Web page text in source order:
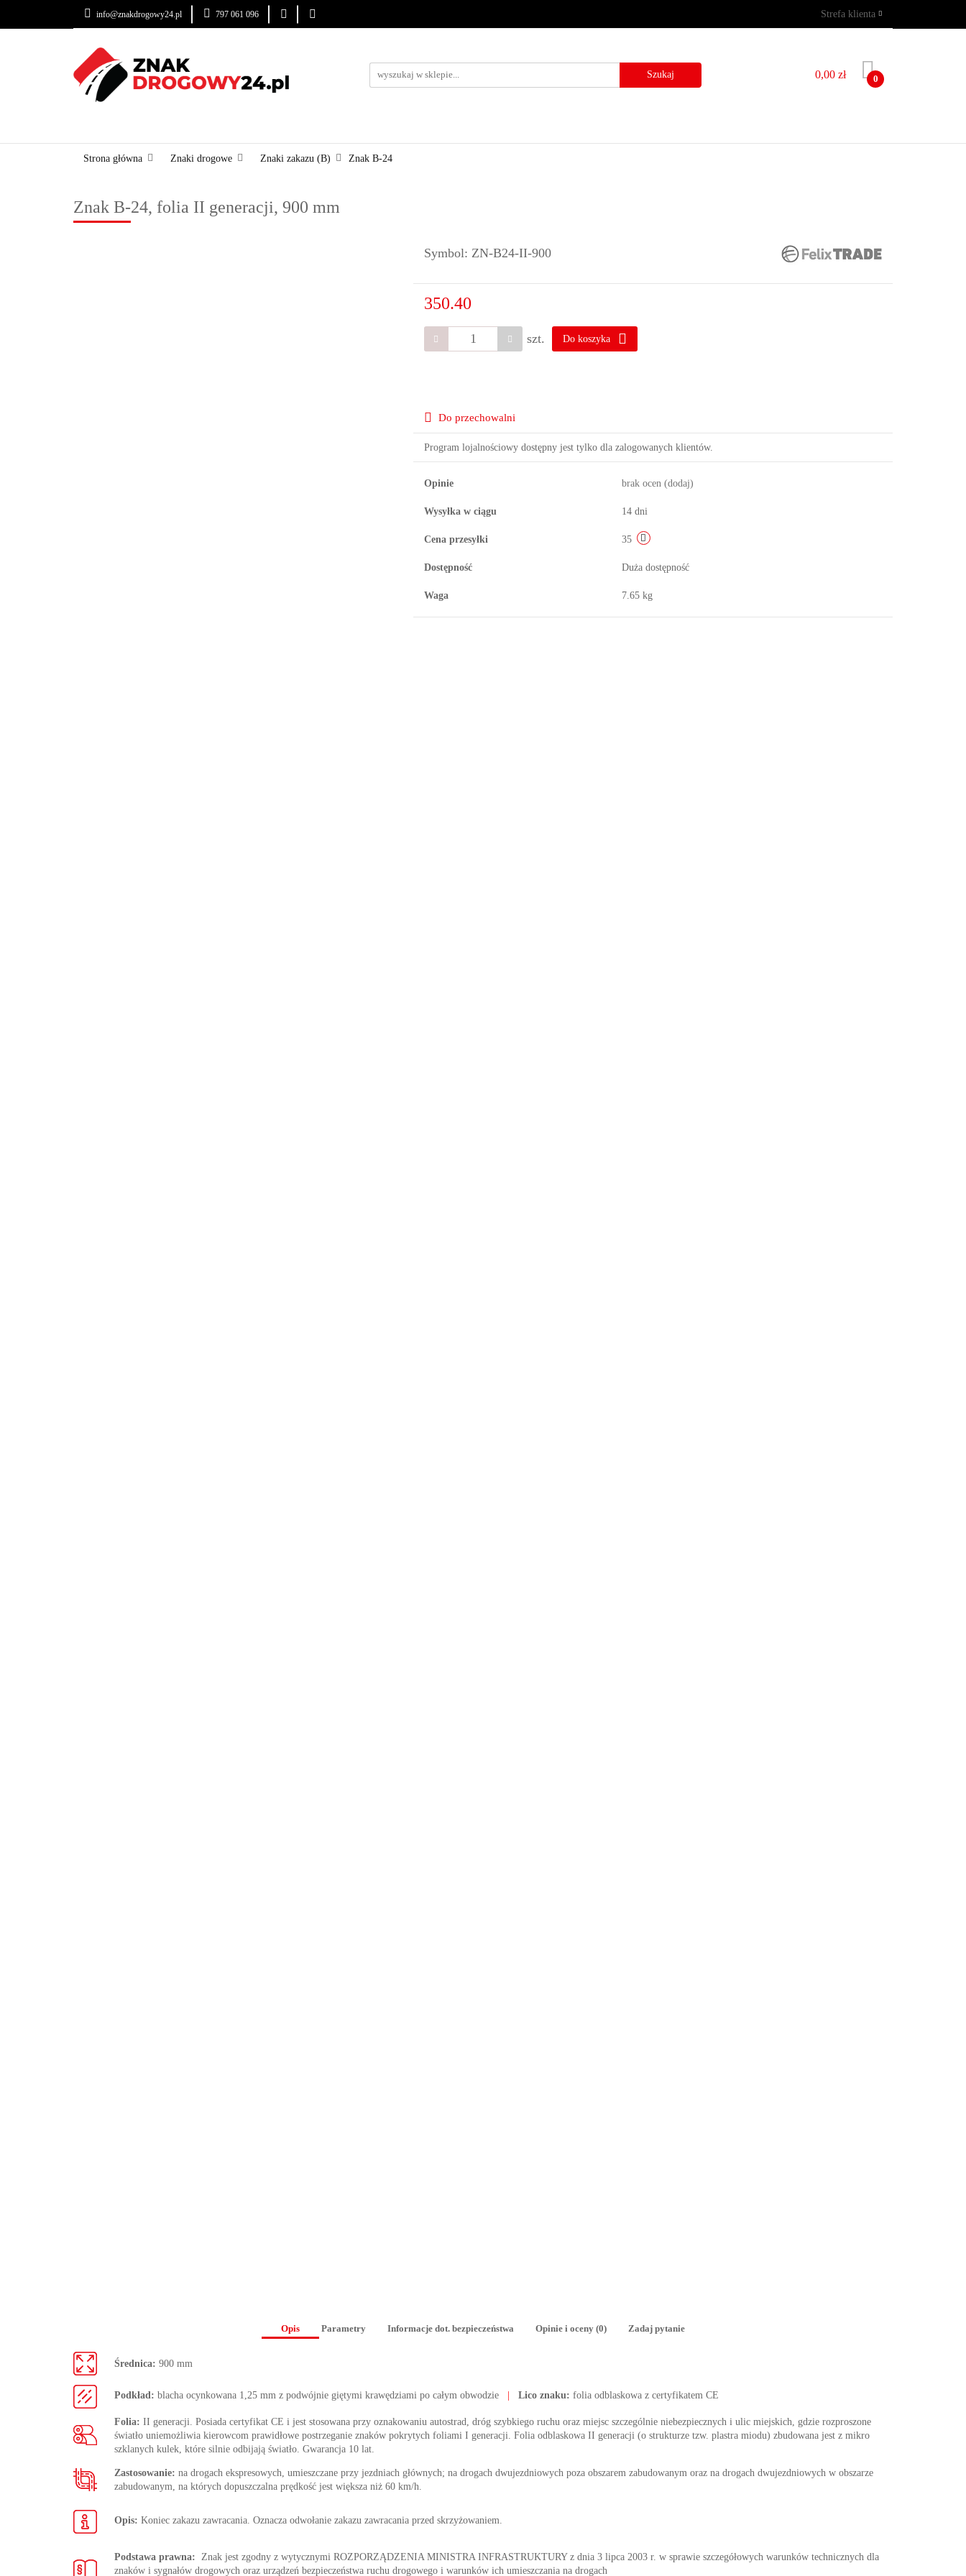
info@znakdrogowy24.pl 797 061 096 Strefa klienta
Zarejestruj się
Dodaj zgłoszenie
0,00 zł 0
ZNAKI DROGOWE
Strona główna Znaki drogowe Znaki zakazu (B) Znak B-24
Znak B-24, folia II generacji, 900 mm
Symbol: ZN-B24-II-900
350.40
szt. Do koszyka
Do przechowalni
Program lojalnościowy dostępny jest tylko dla zalogowanych klientów.
Opinie brak ocen (dodaj)
Wysyłka w ciągu 14 dni
Cena przesyłki 35
Dostępność Duża dostępność
Waga 7.65 kg
Opis Parametry Informacje dot. bezpieczeństwa Opinie i oceny (0) Zadaj pytanie
Średnica: 900 mm
Podkład: blacha ocynkowana 1,25 mm z podwójnie giętymi krawędziami po całym obwodzie Lico znaku: folia odblaskowa z certyfikatem CE
Folia: II generacji. Posiada certyfikat CE i jest stosowana przy oznakowaniu autostrad, dróg szybkiego ruchu oraz miejsc szczególnie niebezpiecznych i ulic miejskich, gdzie rozproszone
światło uniemożliwia kierowcom prawidłowe postrzeganie znaków pokrytych foliami I generacji. Folia odblaskowa II generacji (o strukturze tzw. plastra miodu) zbudowana jest z mikro
szklanych kulek, które silnie odbijają światło. Gwarancja 10 lat.
Zastosowanie: na drogach ekspresowych, umieszczane przy jezdniach głównych; na drogach dwujezdniowych poza obszarem zabudowanym oraz na drogach dwujezdniowych w obszarze
zabudowanym, na których dopuszczalna prędkość jest większa niż 60 km/h.
Opis: Koniec zakazu zawracania. Oznacza odwołanie zakazu zawracania przed skrzyżowaniem.
Podstawa prawna: Znak jest zgodny z wytycznymi ROZPORZĄDZENIA MINISTRA INFRASTRUKTURY z dnia 3 lipca 2003 r. w sprawie szczegółowych warunków technicznych dla
znaków i sygnałów drogowych oraz urządzeń bezpieczeństwa ruchu drogowego i warunków ich umieszczania na drogach